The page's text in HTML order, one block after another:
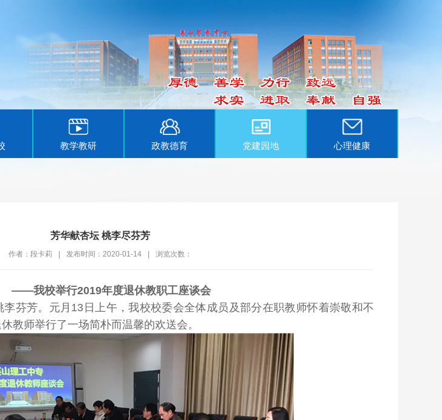
教学教研 政教德育 党建园地 心理健康
芳华献杏坛 桃李尽芬芳
作者：段卡莉 发布时间：2020-01-14 浏览次数：
——我校举行2019年度退休教职工座谈会
芬芳。元月13日上午，我校校委会全体成员及部分在职教师怀着崇敬和不
教师举行了一场简朴而温馨的欢送会。